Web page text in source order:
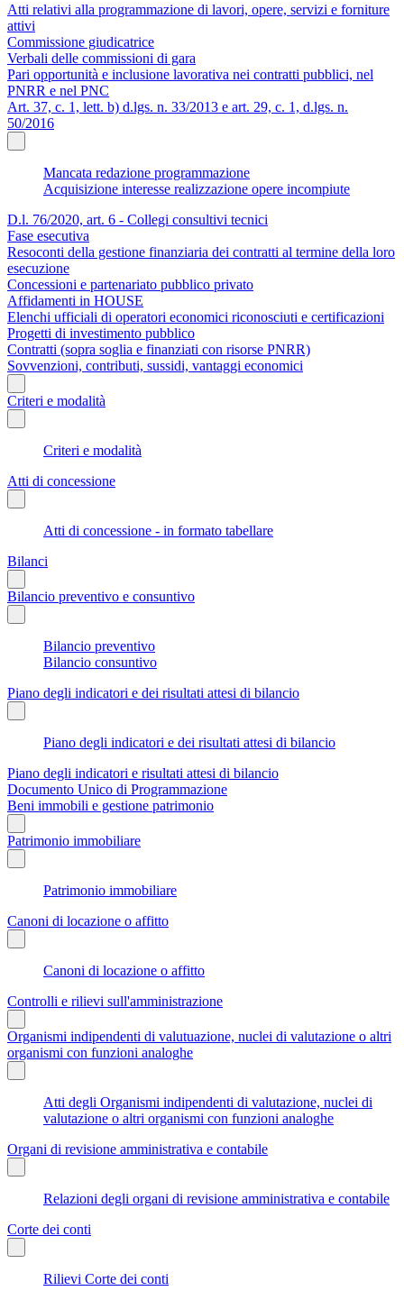
Atti relativi alla programmazione di lavori, opere, servizi e forniture
attivi
Commissione giudicatrice
Verbali delle commissioni di gara
Pari opportunità e inclusione lavorativa nei contratti pubblici, nel
PNRR e nel PNC
Art. 37, c. 1, lett. b) d.lgs. n. 33/2013 e art. 29, c. 1, d.lgs. n.
50/2016
Mancata redazione programmazione
Acquisizione interesse realizzazione opere incompiute
D.l. 76/2020, art. 6 - Collegi consultivi tecnici
Fase esecutiva
Resoconti della gestione finanziaria dei contratti al termine della loro
esecuzione
Concessioni e partenariato pubblico privato
Affidamenti in HOUSE
Elenchi ufficiali di operatori economici riconosciuti e certificazioni
Progetti di investimento pubblico
Contratti (sopra soglia e finanziati con risorse PNRR)
Sovvenzioni, contributi, sussidi, vantaggi economici
Criteri e modalità
Criteri e modalità
Atti di concessione
Atti di concessione - in formato tabellare
Bilanci
Bilancio preventivo e consuntivo
Bilancio preventivo
Bilancio consuntivo
Piano degli indicatori e dei risultati attesi di bilancio
Piano degli indicatori e dei risultati attesi di bilancio
Piano degli indicatori e risultati attesi di bilancio
Documento Unico di Programmazione
Beni immobili e gestione patrimonio
Patrimonio immobiliare
Patrimonio immobiliare
Canoni di locazione o affitto
Canoni di locazione o affitto
Controlli e rilievi sull'amministrazione
Organismi indipendenti di valutuazione, nuclei di valutazione o altri
organismi con funzioni analoghe
Atti degli Organismi indipendenti di valutazione, nuclei di
valutazione o altri organismi con funzioni analoghe
Organi di revisione amministrativa e contabile
Relazioni degli organi di revisione amministrativa e contabile
Corte dei conti
Rilievi Corte dei conti